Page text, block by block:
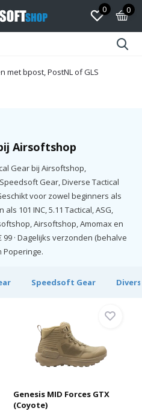
0 0
met bpost, PostNL of GLS
Airsoftshop
Gear bij Airsoftshop,
Gear, Diverse Tactical
voor zowel beginners als
101 INC, 5.11 Tactical, ASG,
Airsoftshop, Amomax en
· Dagelijks verzonden (behalve
Poperinge.
Speedsoft Gear
Genesis MID Forces GTX
(Coyote)